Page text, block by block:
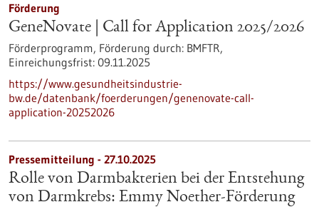
Förderung
GeneNovate | Call for Application 2025/2026
Förderprogramm, Förderung durch: BMFTR,
Einreichungsfrist: 09.11.2025
https://www.gesundheitsindustrie-
bw.de/datenbank/foerderungen/genenovate-call-
application-20252026
Pressemitteilung - 27.10.2025
Rolle von Darmbakterien bei der Entstehung
von Darmkrebs: Emmy Noether-Förderung